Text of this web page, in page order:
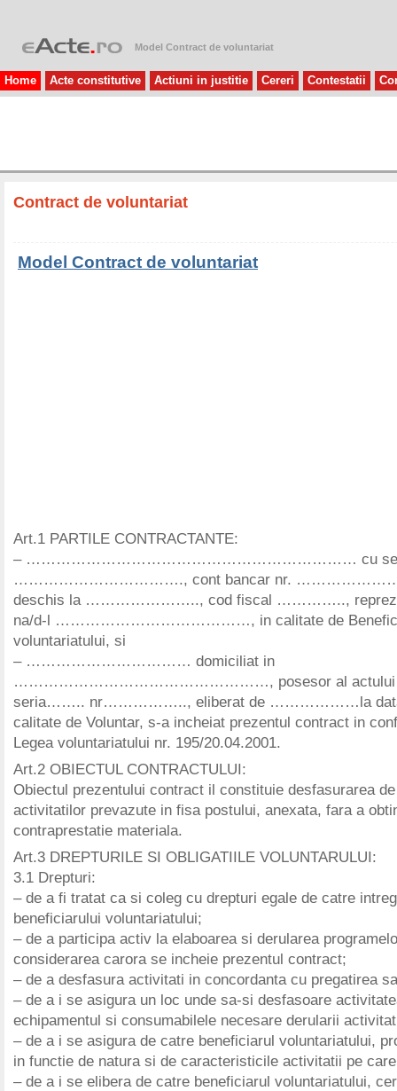
Model Contract de voluntariat
Home Acte constitutive Actiuni in justitie Cereri Contestatii
Contract de voluntariat
Model Contract de voluntariat
Art.1 PARTILE CONTRACTANTE:
– ………………………………………………………… cu
……………………………., cont bancar nr.
deschis la ………………….., cod fiscal …………..,
na/d-l …………………………………, in calitate de
voluntariatului, si
– …………………………… domiciliat in
……………………………………………, posesor al actului
seria…….. nr…………….., eliberat de ………………la
calitate de Voluntar, s-a incheiat prezentul contract in
Legea voluntariatului nr. 195/20.04.2001.
Art.2 OBIECTUL CONTRACTULUI:
Obiectul prezentului contract il constituie desfasurarea
activitatilor prevazute in fisa postului, anexata, fara a
contraprestatie materiala.
Art.3 DREPTURILE SI OBLIGATIILE VOLUNTARULUI:
3.1 Drepturi:
– de a fi tratat ca si coleg cu drepturi egale de catre
beneficiarului voluntariatului;
– de a participa activ la elaboarea si derularea
considerarea carora se incheie prezentul contract;
– de a desfasura activitati in concordanta cu pregatirea
– de a i se asigura un loc unde sa-si desfasoare
echipamentul si consumabilele necesare derularii
– de a i se asigura de catre beneficiarul voluntariatului,
in functie de natura si de caracteristicile activitatii pe
– de a i se elibera de catre beneficiarul voluntariatului,